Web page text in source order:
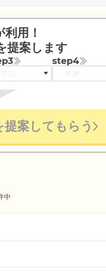
用！
提案します
step4
案してもらう
中